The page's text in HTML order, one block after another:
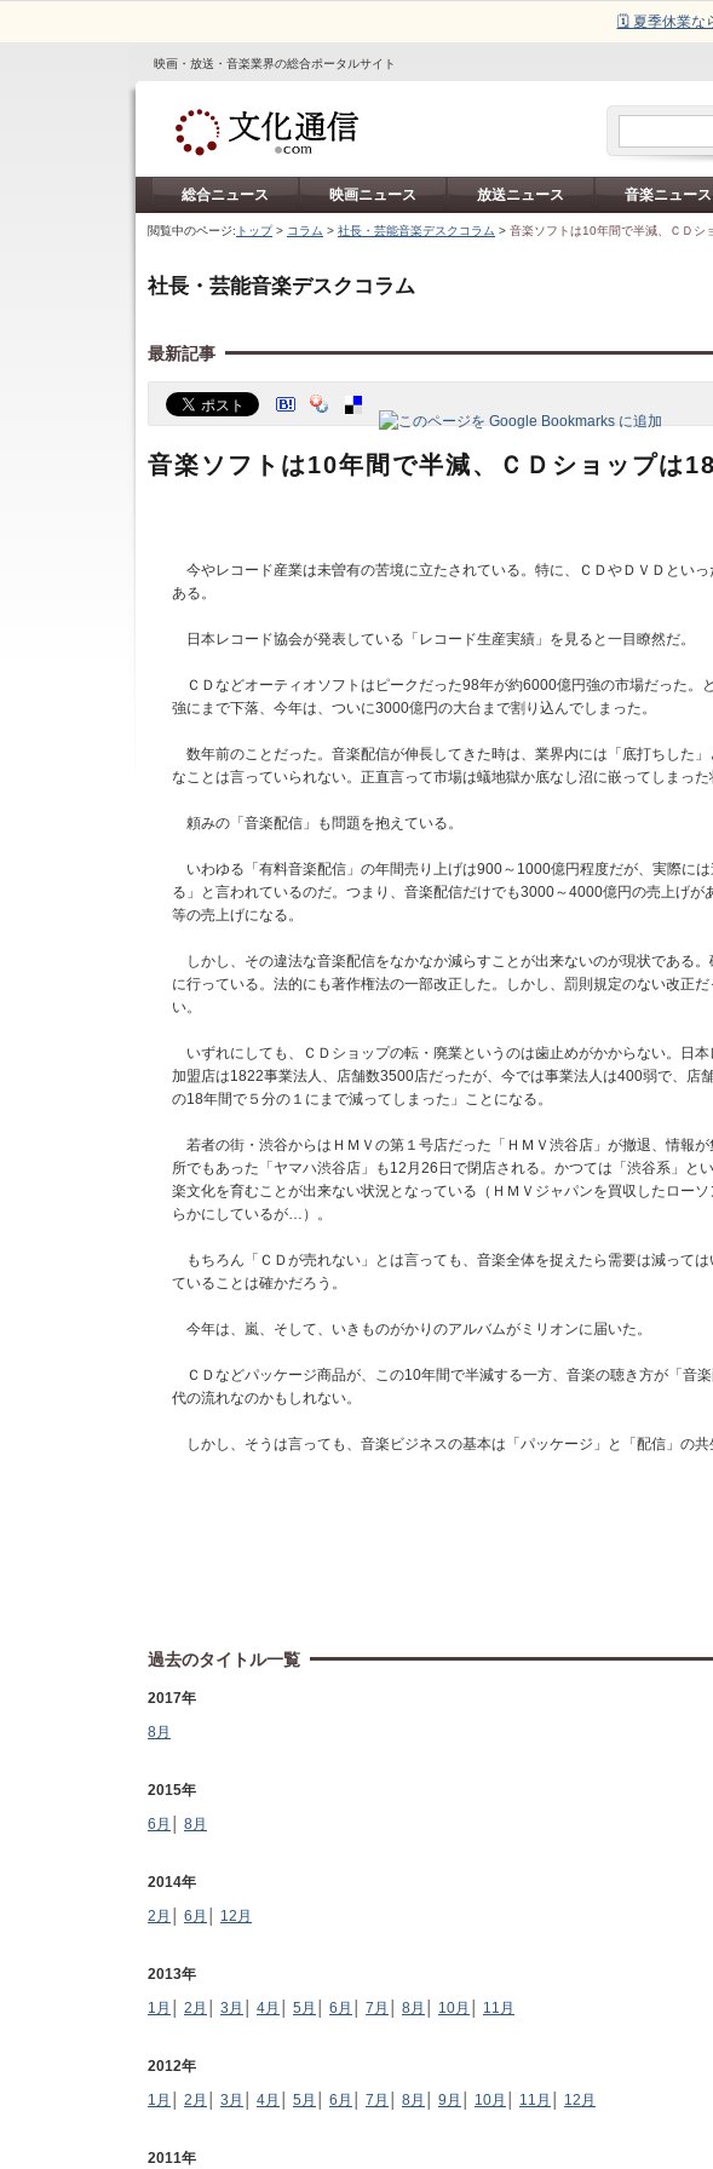
🗓️ 夏季休業な
映画・放送・音楽業界の総合ポータルサイト
総合ニュース 映画ニュース 放送ニュース 音楽ニュース
閲覧中のページ: トップ> コラム > 社長・芸能音楽デスクコラム > 音楽ソフトは10年間で半減、ＣＤシ
社長・芸能音楽デスクコラム
最新記事
音楽ソフトは10年間で半減、ＣＤショップは
今やレコード産業は未曽有の苦境に立たされている。特に、ＣＤやＤＶＤとい
ある。
日本レコード協会が発表している「レコード生産実績」を見ると一目瞭然だ。
ＣＤなどオーティオソフトはピークだった98年が約6000億円強の市場だった。
強にまで下落、今年は、ついに3000億円の大台まで割り込んでしまった。
数年前のことだった。音楽配信が伸長してきた時は、業界内には「底打ちした
なことは言っていられない。正直言って市場は蟻地獄か底なし沼に嵌ってしまった
頼みの「音楽配信」も問題を抱えている。
いわゆる「有料音楽配信」の年間売り上げは900～1000億円程度だが、実際に
る」と言われているのだ。つまり、音楽配信だけでも3000～4000億円の売上げが
等の売上げになる。
しかし、その違法な音楽配信をなかなか減らすことが出来ないのが現状である
に行っている。法的にも著作権法の一部改正した。しかし、罰則規定のない改正
い。
いずれにしても、ＣＤショップの転・廃業というのは歯止めがかからない。日
加盟店は1822事業法人、店舗数3500店だったが、今では事業法人は400弱で、店
の18年間で５分の１にまで減ってしまった」ことになる。
若者の街・渋谷からはＨＭＶの第１号店だった「ＨＭＶ渋谷店」が撤退、情報
所でもあった「ヤマハ渋谷店」も12月26日で閉店される。かつては「渋谷系」と
楽文化を育むことが出来ない状況となっている（ＨＭＶジャパンを買収したロー
らかにしているが…）。
もちろん「ＣＤが売れない」とは言っても、音楽全体を捉えたら需要は減って
ていることは確かだろう。
今年は、嵐、そして、いきものがかりのアルバムがミリオンに届いた。
ＣＤなどパッケージ商品が、この10年間で半減する一方、音楽の聴き方が「音
代の流れなのかもしれない。
しかし、そうは言っても、音楽ビジネスの基本は「パッケージ」と「配信」の共
過去のタイトル一覧
2017年
8月
2015年
6月
8月
2014年
2月
6月 12月
2013年
1月
2月 3月 4月 5月 6月 7月 8月 10月 11月
2012年
1月
2月 3月 4月 5月 6月 7月 8月 9月 10月 11月 12月
2011年